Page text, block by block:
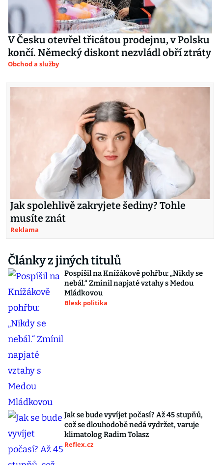
V Česku otevřel třicátou prodejnu, v Polsku
končí. Německý diskont nezvládl obří ztráty
Obchod a služby
Jak spolehlivě zakryjete šediny? Tohle
musíte znát
Reklama
Články z jiných titulů
Pospíšil na Knížákově pohřbu: „Nikdy se
nebál.“ Zmínil napjaté vztahy s Medou
Mládkovou
Blesk politika
Jak se bude vyvíjet počasí? Až 45 stupňů,
což se dlouhodobě nedá vydržet, varuje
klimatolog Radim Tolasz
Reflex.cz